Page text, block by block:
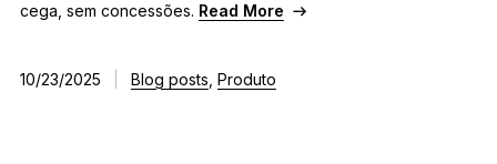
cega, sem concessões. Read More
10/23/2025 Blog posts Produto